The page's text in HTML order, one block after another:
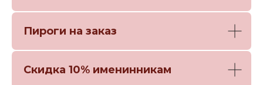
Пироги на заказ
Скидка 10% именинникам